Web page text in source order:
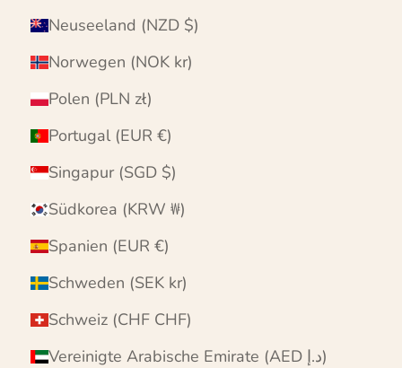
Neuseeland (NZD $)
Norwegen (NOK kr)
Polen (PLN zł)
Portugal (EUR €)
Singapur (SGD $)
Südkorea (KRW ₩)
Spanien (EUR €)
Schweden (SEK kr)
Schweiz (CHF CHF)
Vereinigte Arabische Emirate (AED د.إ)